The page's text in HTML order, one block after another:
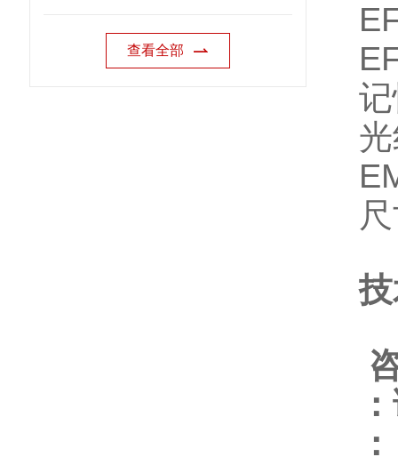
查看全部
：